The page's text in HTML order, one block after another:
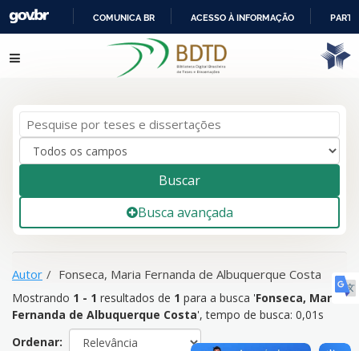
IR
PARA
COMUNICA BR ACESSO À INFORMAÇÃO
resultados de 1para a busca '
Fonseca, Maria
Fernanda de Albuquerque Costa'
Pular para o conteúdo
Buscar
Busca avançada
Autor Fonseca, Maria Fernanda de Albuquerque Costa
Mostrando 1 - 1 resultados de 1 para a busca 'Fonseca, Maria
Fernanda de Albuquerque Costa', tempo de busca: 0,01s
Ordenar: